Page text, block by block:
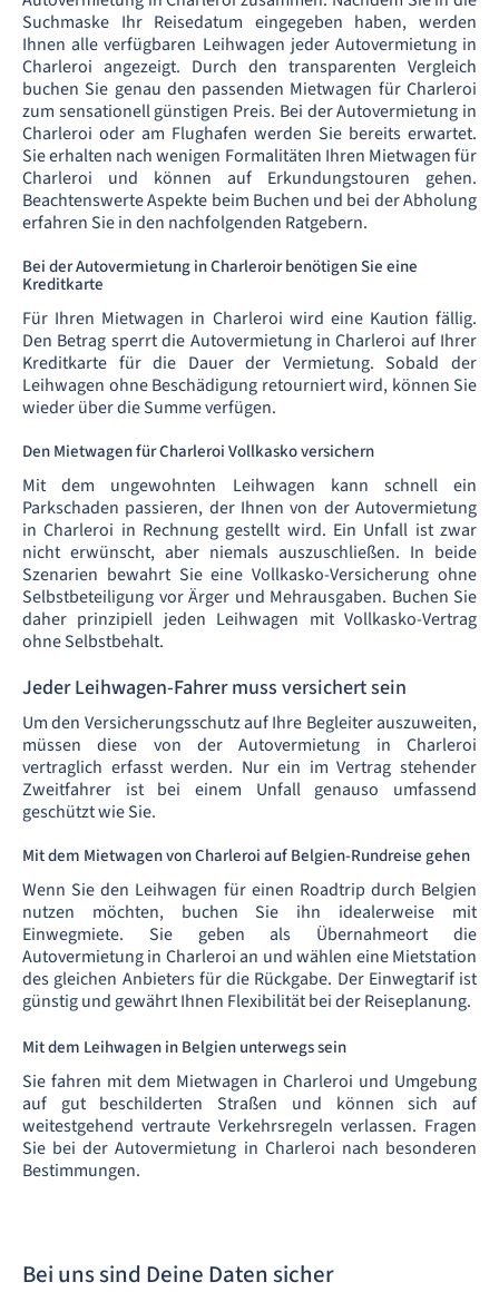
Suchmaske Ihr Reisedatum eingegeben haben, werden
Ihnen alle verfügbaren Leihwagen jeder Autovermietung in
Charleroi angezeigt. Durch den transparenten Vergleich
buchen Sie genau den passenden Mietwagen für Charleroi
zum sensationell günstigen Preis. Bei der Autovermietung in
Charleroi oder am Flughafen werden Sie bereits erwartet.
Sie erhalten nach wenigen Formalitäten Ihren Mietwagen für
Charleroi und können auf Erkundungstouren gehen.
Beachtenswerte Aspekte beim Buchen und bei der Abholung
erfahren Sie in den nachfolgenden Ratgebern.
Bei der Autovermietung in Charleroir benötigen Sie eine
Kreditkarte
Für Ihren Mietwagen in Charleroi wird eine Kaution fällig.
Den Betrag sperrt die Autovermietung in Charleroi auf Ihrer
Kreditkarte für die Dauer der Vermietung. Sobald der
Leihwagen ohne Beschädigung retourniert wird, können Sie
wieder über die Summe verfügen.
Den Mietwagen für Charleroi Vollkasko versichern
Mit dem ungewohnten Leihwagen kann schnell ein
Parkschaden passieren, der Ihnen von der Autovermietung
in Charleroi in Rechnung gestellt wird. Ein Unfall ist zwar
nicht erwünscht, aber niemals auszuschließen. In beide
Szenarien bewahrt Sie eine Vollkasko-Versicherung ohne
Selbstbeteiligung vor Ärger und Mehrausgaben. Buchen Sie
daher prinzipiell jeden Leihwagen mit Vollkasko-Vertrag
ohne Selbstbehalt.
Jeder Leihwagen-Fahrer muss versichert sein
Um den Versicherungsschutz auf Ihre Begleiter auszuweiten,
müssen diese von der Autovermietung in Charleroi
vertraglich erfasst werden. Nur ein im Vertrag stehender
Zweitfahrer ist bei einem Unfall genauso umfassend
geschützt wie Sie.
Mit dem Mietwagen von Charleroi auf Belgien-Rundreise gehen
Wenn Sie den Leihwagen für einen Roadtrip durch Belgien
nutzen möchten, buchen Sie ihn idealerweise mit
Einwegmiete. Sie geben als Übernahmeort die
Autovermietung in Charleroi an und wählen eine Mietstation
des gleichen Anbieters für die Rückgabe. Der Einwegtarif ist
günstig und gewährt Ihnen Flexibilität bei der Reiseplanung.
Mit dem Leihwagen in Belgien unterwegs sein
Sie fahren mit dem Mietwagen in Charleroi und Umgebung
auf gut beschilderten Straßen und können sich auf
weitestgehend vertraute Verkehrsregeln verlassen. Fragen
Sie bei der Autovermietung in Charleroi nach besonderen
Bestimmungen.
Bei uns sind Deine Daten sicher